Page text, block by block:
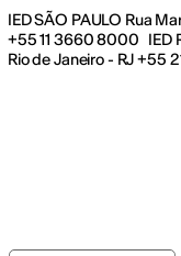
IED SÃO PAULO Rua
+55 11 3660 8000 IED
Rio de Janeiro - RJ +55